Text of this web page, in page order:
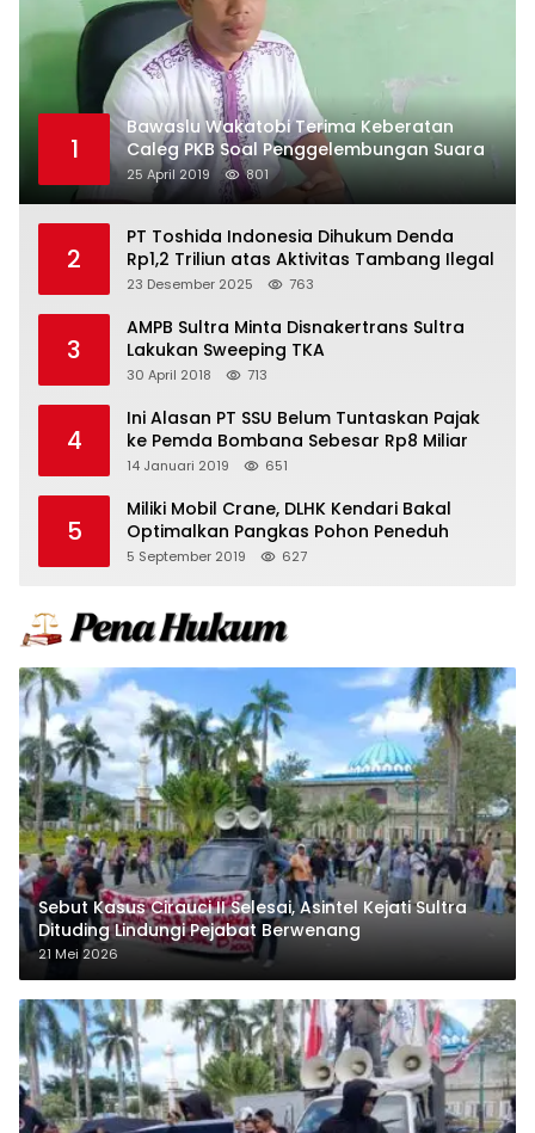
1
Bawaslu Wakatobi Terima Keberatan
Caleg PKB Soal Penggelembungan Suara
25 April 2019 801
2
PT Toshida Indonesia Dihukum Denda
Rp1,2 Triliun atas Aktivitas Tambang Ilegal
23 Desember 2025 763
3
AMPB Sultra Minta Disnakertrans Sultra
Lakukan Sweeping TKA
30 April 2018 713
4
Ini Alasan PT SSU Belum Tuntaskan Pajak
ke Pemda Bombana Sebesar Rp8 Miliar
14 Januari 2019 651
5
Miliki Mobil Crane, DLHK Kendari Bakal
Optimalkan Pangkas Pohon Peneduh
5 September 2019 627
Sebut Kasus Cirauci II Selesai, Asintel Kejati Sultra
Dituding Lindungi Pejabat Berwenang
21 Mei 2026